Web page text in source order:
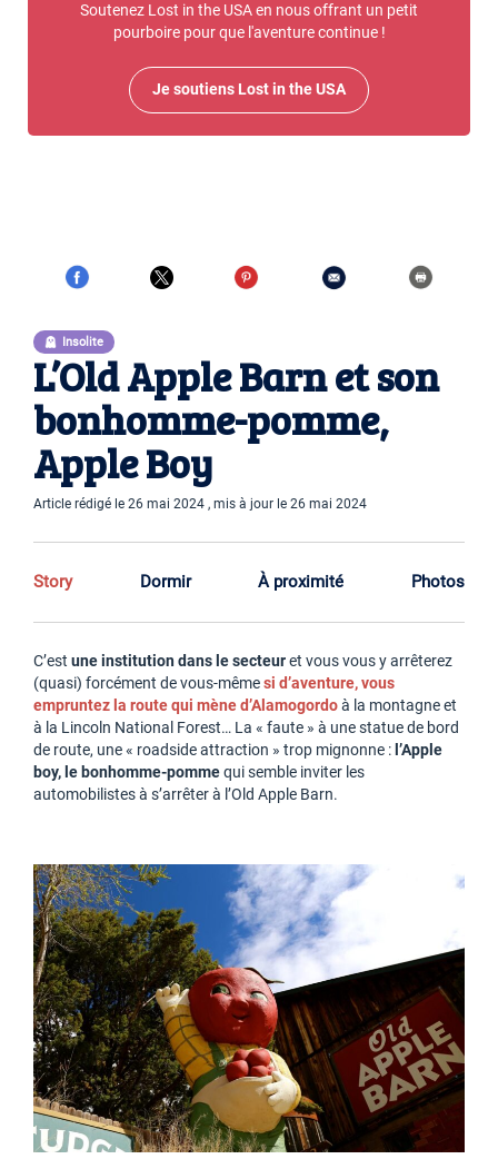
Insolite
L’Old Apple Barn et son
bonhomme-pomme,
Apple Boy
Article rédigé le 26 mai 2024 , mis à jour le 26 mai 2024
Story Dormir À proximité Photos
C’est une institution dans le secteuret vous vous y arrêterez
(quasi) forcément de vous-mêmesi d’aventure, vous
empruntez la route qui mène d’Alamogordoà la montagne et
à la Lincoln National Forest… La « faute » à une statue de bord
de route, une « roadside attraction » trop mignonne : l’Apple
boy, le bonhomme-pommequi semble inviter les
automobilistes à s’arrêter à l’Old Apple Barn.
Soutenez Lost in the USA en nous offrant un petit
pourboire pour que l'aventure continue !
Je soutiens Lost in the USA